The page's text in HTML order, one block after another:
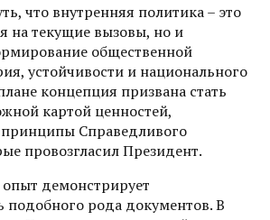
что внутренняя политика – это
на текущие вызовы, но и
общественной
устойчивости и национального
концепция призвана стать
картой ценностей,
Справедливого
провозгласил Президент.
демонстрирует
подобного рода документов. В